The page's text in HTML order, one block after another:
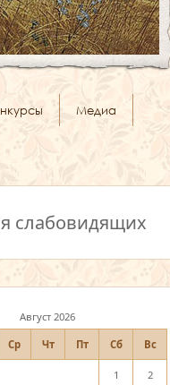
Медиа
слабовидящих
Август 2026
Ср Чт Пт Сб Вс
1 2